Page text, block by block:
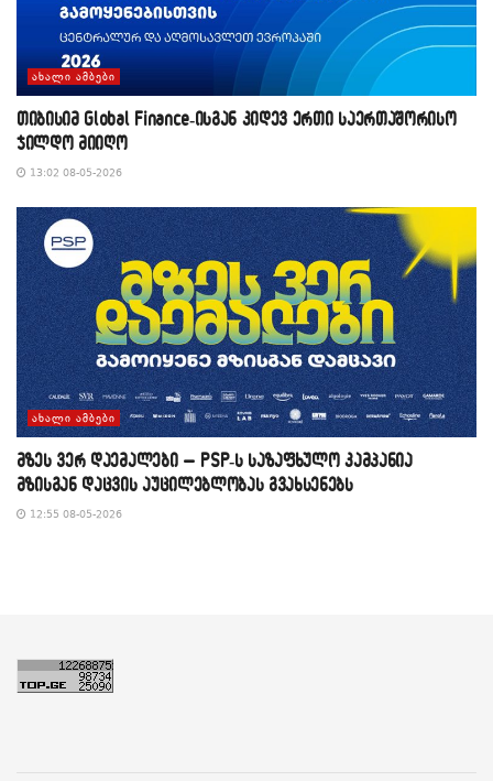
ᲐᲮᲐᲚᲘ ᲐᲛᲑᲔᲑᲘ
თიბისიმ Global Finance-ისგან კიდევ ერთი საერთაშორისო
ჯილდო მიიღო
13:02 08-05-2026
ᲐᲮᲐᲚᲘ ᲐᲛᲑᲔᲑᲘ
მზეს ვერ დაემალები – PSP-ს საზაფხულო კამპანია
მზისგან დაცვის აუცილებლობას გვახსენებს
12:55 08-05-2026